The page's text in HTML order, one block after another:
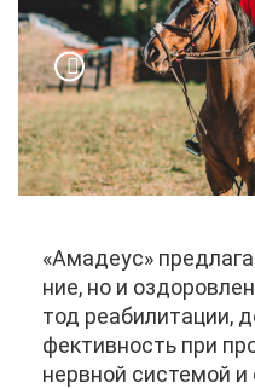
«Ама­де­ус»
ние, но и
тод ре­а­би­ли­та­ции,
фек­тив­ность при
нерв­ной си­сте­мой